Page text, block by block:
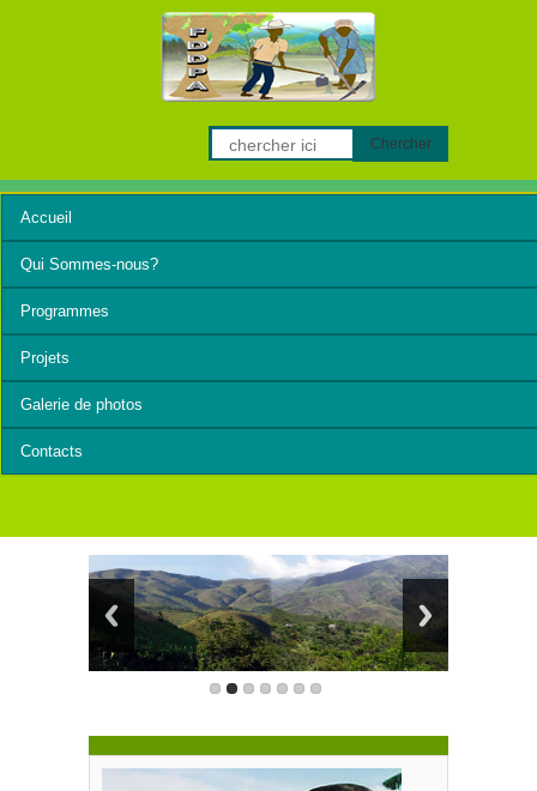
Chercher
Accueil
Qui Sommes-nous?
Programmes
Projets
Galerie de photos
Contacts